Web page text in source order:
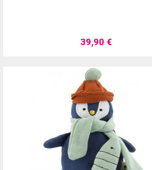
Graziella Baggio
Negozio con ottima scelta sia
giocattoli che di prodotti per
la prima infanzia. Personale
molto gentile e disponibile.
Comodo parcheggio.
39,90 €